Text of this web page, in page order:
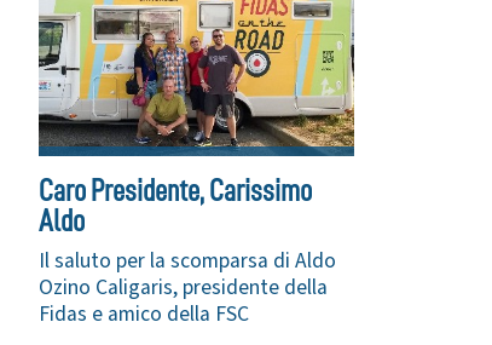
Caro Presidente, Carissimo
Aldo
Il saluto per la scomparsa di Aldo
Ozino Caligaris, presidente della
Fidas e amico della FSC